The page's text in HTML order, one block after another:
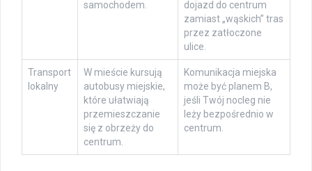
samochodem.
dojazd do centrum
zamiast „wąskich” tras
przez zatłoczone
ulice.
Transport
lokalny
W mieście kursują
autobusy miejskie,
które ułatwiają
przemieszczanie
się z obrzeży do
centrum.
Komunikacja miejska
może być planem B,
jeśli Twój nocleg nie
leży bezpośrednio w
centrum.